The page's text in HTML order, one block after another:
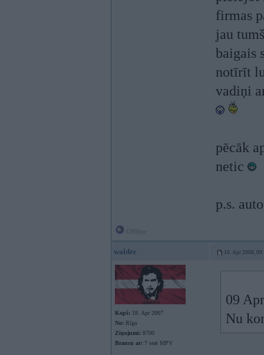
firmas
jau
baigais
notīrīt
vadiņi
pēcāk
netic
p.s.
walder 10. Apr 2008,
Kopš: 18. Apr 2007
No: Rīga
Ziņojumi: 8700
Braucu ar: 7 seat MPV
09
Nu